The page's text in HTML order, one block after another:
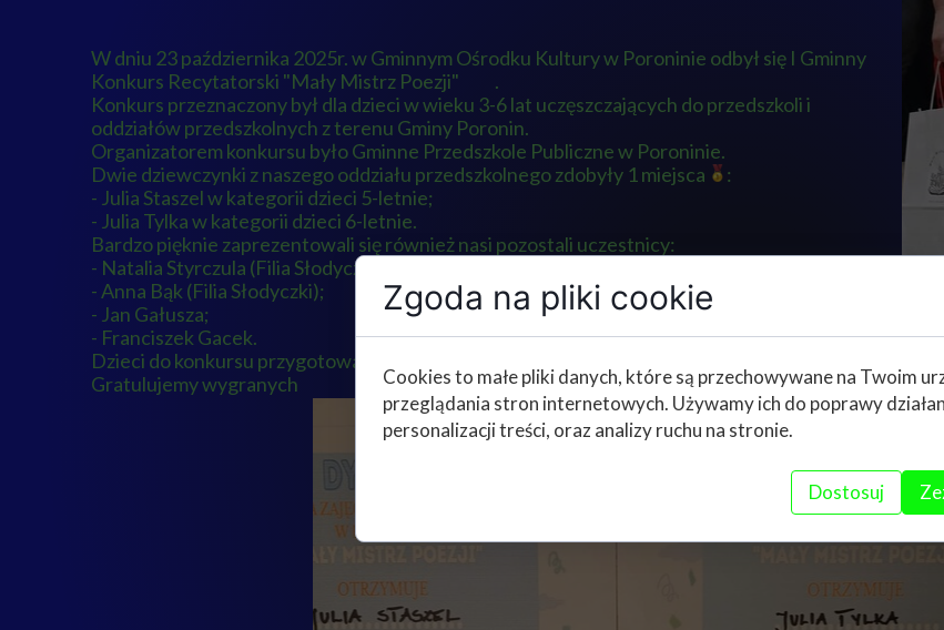
W dniu 23 października 2025r. w Gminnym Ośrodku Kultury w Poroninie odbył się I Gminny
Konkurs Recytatorski "Mały Mistrz Poezji"
.
Konkurs przeznaczony był dla dzieci w wieku 3-6 lat uczęszczających do przedszkoli i
oddziałów przedszkolnych z terenu Gminy Poronin.
Organizatorem konkursu było Gminne Przedszkole Publiczne w Poroninie.
Dwie dziewczynki z naszego oddziału przedszkolnego zdobyły 1 miejsca
:
- Julia Staszel w kategorii dzieci 5-letnie;
- Julia Tylka w kategorii dzieci 6-letnie.
Bardzo pięknie zaprezentowali się również nasi pozostali uczestnicy:
- Natalia Styrczula (Filia Słodyczki);
- Anna Bąk (Filia Słodyczki);
- Jan Gałusza;
- Franciszek Gacek.
Dzieci do konkursu przygotowały panie: Anna Cyrwus i Alicja Słowik.
Gratulujemy wygranych
Zgoda na pliki cookie
Cookies to małe pliki danych, które są przechowywane na Twoim
przeglądania stron internetowych. Używamy ich do poprawy
personalizacji treści, oraz analizy ruchu na stronie.
Dostosuj